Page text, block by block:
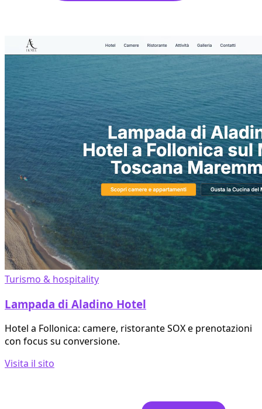
Turismo & hospitality
Lampada di Aladino Hotel
Hotel a Follonica: camere, ristorante SOX e prenotazioni
con focus su conversione.
Visita il sito